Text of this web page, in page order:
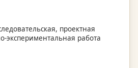
проектная
экспериментальная работа